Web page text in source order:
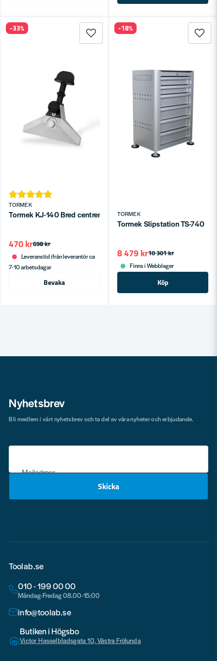
TORMEK
Tormek KJ-140 Bred centrerande knivjigg
698 kr
470 kr
Leveranstid ifrån leverantör ca
7-10 arbetsdagar
Bevaka
-33%
TORMEK
Tormek Slipstation TS-740
10 301 kr
8 479 kr
Finns i Webblager
Köp
-18%
Nyhetsbrev
Mejladress
Skicka
Bli medlem i vårt nyhetsbrev och ta del av våra nyheter och erbjudande.
Toolab.se
010 - 199 00 00
Måndag-Fredag 08.00-15:00
info@toolab.se
Butiken i Högsbo
Victor Hasselbladsgata 10, Västra Frölunda